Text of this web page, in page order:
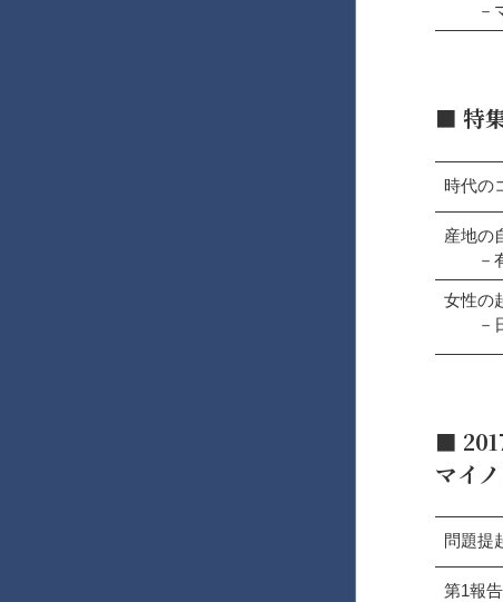
－マ
■特
時代の
産地の
－有
女性の
－日
■
マイ
問題提
第1報